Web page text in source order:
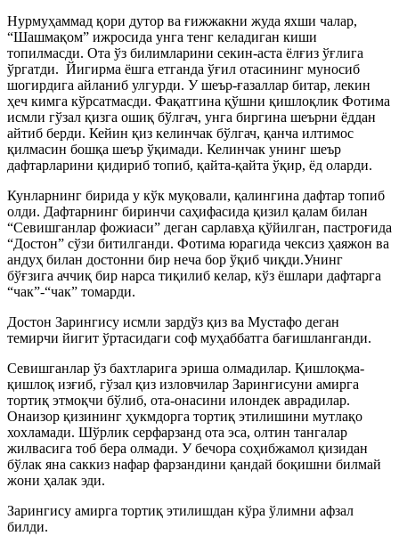
Нурмуҳаммад қори дутор ва ғижжакни жуда яхши чалар,
“Шашмақом” ижросида унга тенг келадиган киши
топилмасди. Ота ўз билимларини секин-аста ёлғиз ўғлига
ўргатди. Йигирма ёшга етганда ўғил отасининг муносиб
шогирдига айланиб улгурди. У шеър-ғазаллар битар, лекин
ҳеч кимга кўрсатмасди. Фақатгина қўшни қишлоқлик Фотима
исмли гўзал қизга ошиқ бўлгач, унга биргина шеърни ёддан
айтиб берди. Кейин қиз келинчак бўлгач, қанча илтимос
қилмасин бошқа шеър ўқимади. Келинчак унинг шеър
дафтарларини қидириб топиб, қайта-қайта ўқир, ёд оларди.
Кунларнинг бирида у кўк муқовали, қалингина дафтар топиб
олди. Дафтарнинг биринчи саҳифасида қизил қалам билан
“Севишганлар фожиаси” деган сарлавҳа қўйилган, пастроғида
“Достон” сўзи битилганди. Фотима юрагида чексиз ҳаяжон ва
андуҳ билан достонни бир неча бор ўқиб чиқди.Унинг
бўғзига аччиқ бир нарса тиқилиб келар, кўз ёшлари дафтарга
“чак”-“чак” томарди.
Достон Зарингису исмли зардўз қиз ва Мустафо деган
темирчи йигит ўртасидаги соф муҳаббатга бағишланганди.
Севишганлар ўз бахтларига эриша олмадилар. Қишлоқма-
қишлоқ изғиб, гўзал қиз изловчилар Зарингисуни амирга
тортиқ этмоқчи бўлиб, ота-онасини илондек аврадилар.
Онаизор қизининг ҳукмдорга тортиқ этилишини мутлақо
хохламади. Шўрлик серфарзанд ота эса, олтин тангалар
жилвасига тоб бера олмади. У бечора соҳибжамол қизидан
бўлак яна саккиз нафар фарзандини қандай боқишни билмай
жони ҳалак эди.
Зарингису амирга тортиқ этилишдан кўра ўлимни афзал
билди.